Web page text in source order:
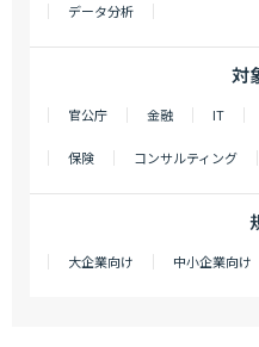
データ分析
対
官公庁 金融 IT
保険 コンサルティング
大企業向け 中小企業向け